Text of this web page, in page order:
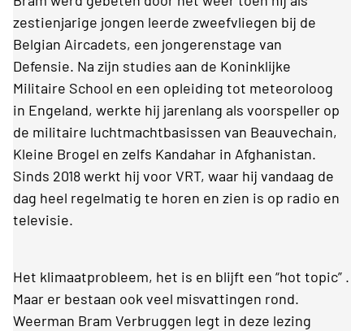
zestienjarige jongen leerde zweefvliegen bij de
Belgian Aircadets, een jongerenstage van
Defensie. Na zijn studies aan de Koninklijke
Militaire School en een opleiding tot meteoroloog
in Engeland, werkte hij jarenlang als voorspeller op
de militaire luchtmachtbasissen van Beauvechain,
Kleine Brogel en zelfs Kandahar in Afghanistan.
Sinds 2018 werkt hij voor VRT, waar hij vandaag de
dag heel regelmatig te horen en zien is op radio en
televisie.
Het klimaatprobleem, het is en blijft een “hot topic” .
Maar er bestaan ook veel misvattingen rond.
Weerman Bram Verbruggen legt in deze lezing